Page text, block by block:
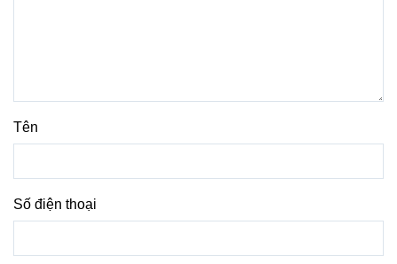
Tên
Số điện thoại